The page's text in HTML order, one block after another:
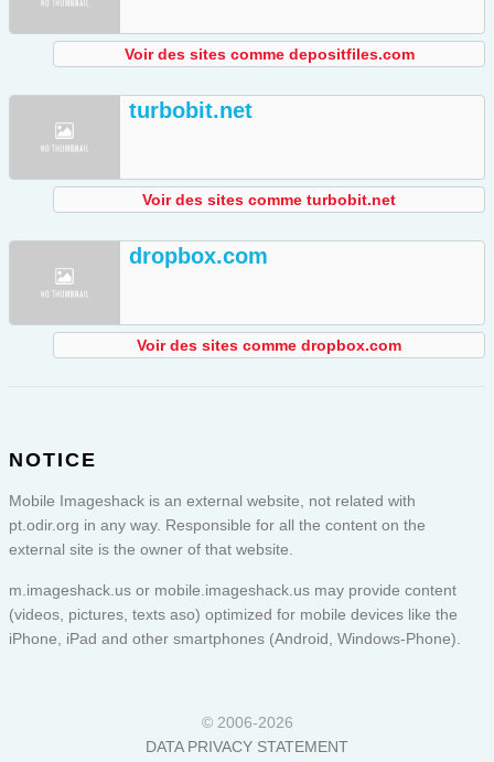
Voir des sites comme depositfiles.com
turbobit.net
Voir des sites comme turbobit.net
dropbox.com
Voir des sites comme dropbox.com
NOTICE
Mobile Imageshack is an external website, not related with
pt.odir.org in any way. Responsible for all the content on the
external site is the owner of that website.
m.imageshack.us or mobile.imageshack.us may provide content
(videos, pictures, texts aso) optimized for mobile devices like the
iPhone, iPad and other smartphones (Android, Windows-Phone).
© 2006-2026
DATA PRIVACY STATEMENT